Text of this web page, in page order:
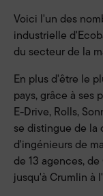
Voici l'un des
industrielle
du secteur de la
En plus d'être le
pays, grâce à ses
E-Drive, Rolls,
se distingue de la
d'ingénieurs de
de 13 agences,
jusqu'à Crumlin à